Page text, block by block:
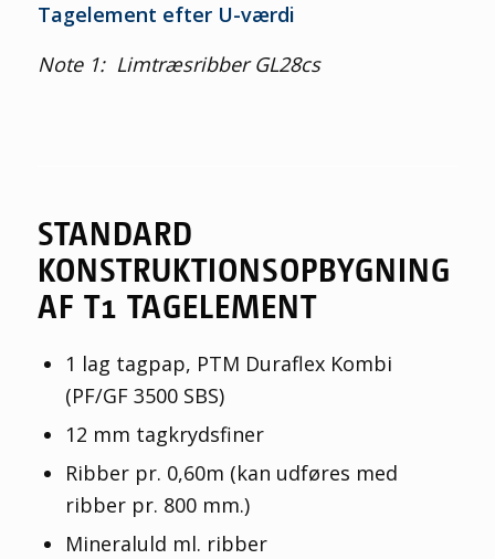
Tagelement efter U-værdi
Note 1: Limtræsribber GL28cs
STANDARD
KONSTRUKTIONSOPBYGNING
AF T1 TAGELEMENT
1 lag tagpap, PTM Duraflex Kombi
(PF/GF 3500 SBS)
12 mm tagkrydsfiner
Ribber pr. 0,60m (kan udføres med
ribber pr. 800 mm.)
Mineraluld ml. ribber